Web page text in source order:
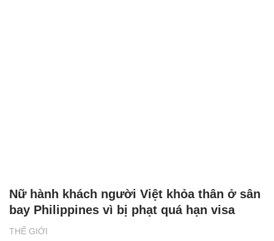
THẾ GIỚI
Nữ hành khách người Việt khỏa thân ở sân
bay Philippines vì bị phạt quá hạn visa